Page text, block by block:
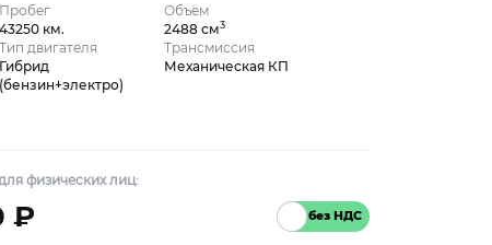
Пробег
43250 км.
Объём
2488 см3
Тип двигателя
Гибрид
(бензин+электро)
Трансмиссия
Механическая КП
физических лиц:
₽